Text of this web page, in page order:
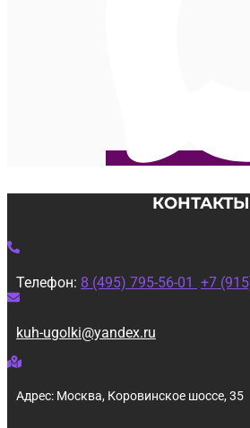
КОНТАКТЫ
Телефон: 8 (495) 795-56-01 +7
kuh-ugolki@yandex.ru
Адрес: Москва, Коровинское шоссе, 35